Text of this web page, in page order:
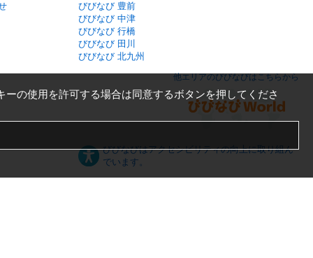
びびなび 豊前
びびなび 中津
びびなび 行橋
びびなび 田川
びびなび 北九州
他エリアのびびなびはこちらから
びびなびはアクセシビリティの向上に取り組ん
でいます。
ーの使用を許可する場合は同意するボタンを押してくださ